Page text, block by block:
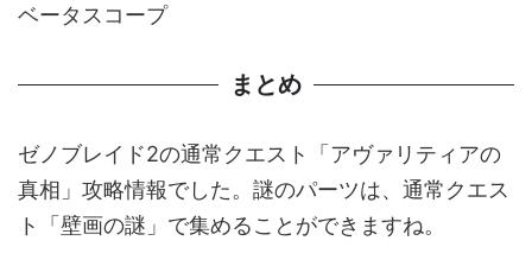
ベータスコープ
まとめ
ゼノブレイド2の通常クエスト「アヴァリティアの
真相」攻略情報でした。謎のパーツは、通常クエス
ト「壁画の謎」で集めることができますね。